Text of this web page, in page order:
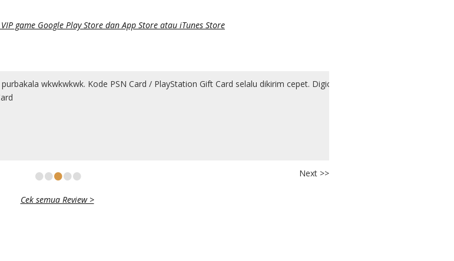
game Google Play Store dan App Store atau iTunes Store
Kode PSN Card / PlayStation Gift Card selalu dikirim cepet. Digicodes memang
••••• Next >>
Cek semua Review >